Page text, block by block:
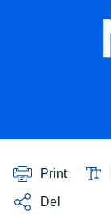
Print
Del